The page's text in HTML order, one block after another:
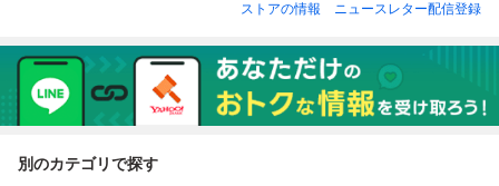
ストアの情報
ニュースレター配信登録
別のカテゴリで探す